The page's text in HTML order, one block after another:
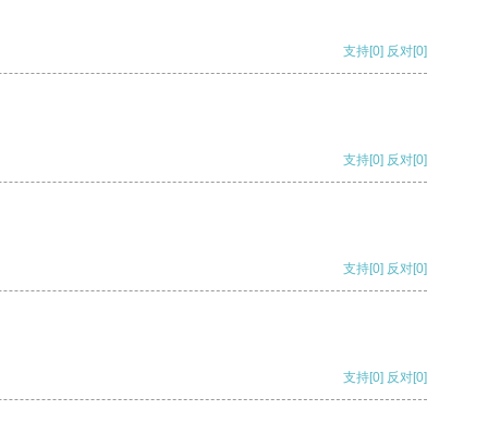
支持[0] 反对[0]
支持[0] 反对[0]
支持[0] 反对[0]
支持[0] 反对[0]